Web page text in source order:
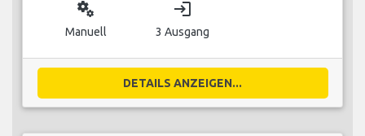
miscellaneous_services
Manuell
login
3 Ausgang
DETAILS ANZEIGEN...